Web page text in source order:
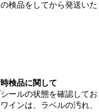
検品をしてから発送いた
検品に関して
ールの状態を確認してお
インは、ラベルの汚れ、